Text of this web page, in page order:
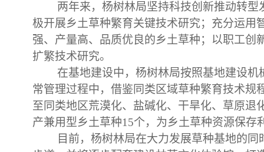
两年来，杨树林局坚持科技创新推动转
极开展乡土草种繁育关键技术研究；充分运用
强、产量高、品质优良的乡土草种；以职工
扩繁技术研究。
在基地建设中，杨树林局按照基地建设
常管理过程中，借鉴同类区域草种繁育技术
至同类地区荒漠化、盐碱化、干旱化、草原退
产兼用型乡土草种15个，为乡土草种资源保
目前，杨树林局在大力发展草种基地的